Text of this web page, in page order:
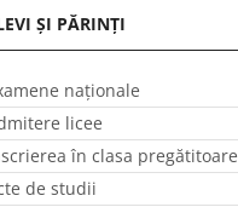
ȘI PĂRINȚI
naționale
licee
în clasa pregătitoare
de studii